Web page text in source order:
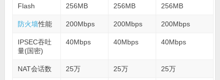
Flash 256MB 256MB 256MB
防火墙性能 200Mbps 200Mbps 200Mbps
IPSEC吞吐
量(国密)
40Mbps 40Mbps 40Mbps
NAT会话数 25万 25万 25万